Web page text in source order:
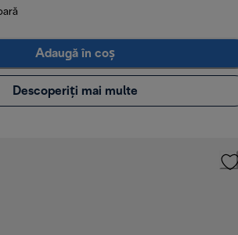
Adaugă în coș
Descoperiți mai multe